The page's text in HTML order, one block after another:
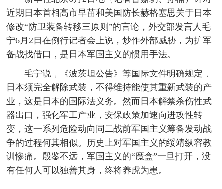
近期日本首相高市早苗和美国防长赫格塞思关于日本
修改“防卫装备转移三原则”的言论，外交部发言人毛
宁6月2日在例行记者会上说，炒作外部威胁，为扩军
备战找借口，是日本军国主义的惯用手法。
毛宁说，《波茨坦公告》等国际文件明确规定，
日本须完全解除武装，不得维持能使其重新武装的产
业，这是日本的国际法义务。然而日本解禁杀伤性武
器出口，强化军工产业，安保政策加速向进攻性转
变，这一系列危险动向同二战前军国主义筹备发动战
争的过程何其相似。历史上对军国主义的绥靖纵容教
训惨痛。殷鉴不远，军国主义的“魔盒”一旦打开，没
有任何人可以独善其身，终将养虎为患。